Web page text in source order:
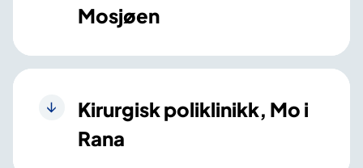
Mosjøen
Kirurgisk poliklinikk, Mo i
Rana